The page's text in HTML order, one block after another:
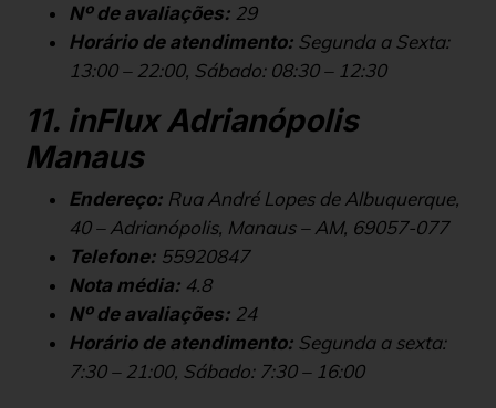
Nº de avaliações: 29
Horário de atendimento: Segunda a Sexta:
13:00 – 22:00, Sábado: 08:30 – 12:30
11. inFlux Adrianópolis
Manaus
Endereço: Rua André Lopes de Albuquerque,
40 – Adrianópolis, Manaus – AM, 69057-077
Telefone: 55920847
Nota média: 4.8
Nº de avaliações: 24
Horário de atendimento: Segunda a sexta:
7:30 – 21:00, Sábado: 7:30 – 16:00